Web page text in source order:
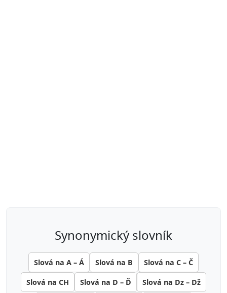
synonymický slovník
Slová na A – Á Slová na B Slová na C – Č
Slová na CH Slová na D – Ď Slová na Dz – Dž